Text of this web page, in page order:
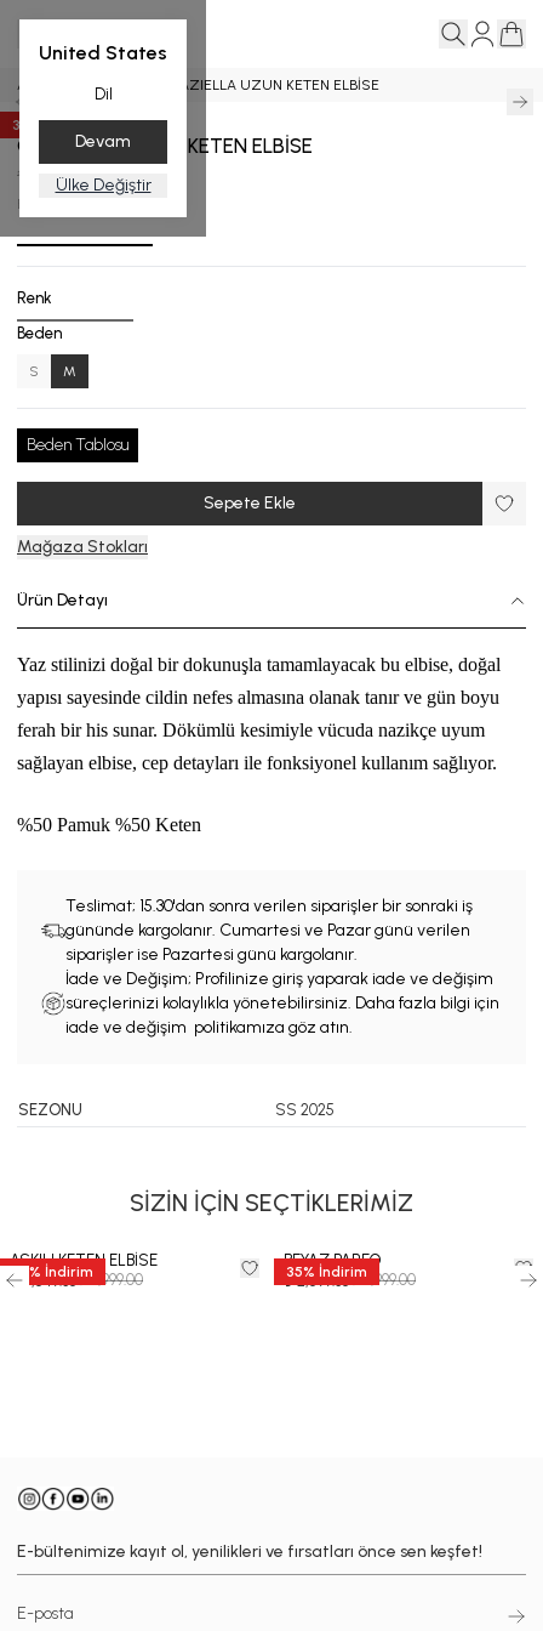
United States
Dil
Devam
Ülke Değiştir
Ana Sayfa Elbise GRAZIELLA UZUN KETEN ELBİSE
35 %İndirim
GRAZIELLA UZUN KETEN ELBİSE
₺ 13,999.00 ₺ 9,099.35
EL.5105-25_R172_M
Renk
Beden
S M
Beden Tablosu
Sepete Ekle
Mağaza Stokları
Ürün Detayı
Yaz stilinizi doğal bir dokunuşla tamamlayacak bu elbise, doğal
yapısı sayesinde cildin nefes almasına olanak tanır ve gün boyu
ferah bir his sunar. Dökümlü kesimiyle vücuda nazikçe uyum
sağlayan elbise, cep detayları ile fonksiyonel kullanım sağlıyor.
%50 Pamuk %50 Keten
Teslimat; 15.30'dan sonra verilen siparişler bir sonraki iş
gününde kargolanır. Cumartesi ve Pazar günü verilen
siparişler ise Pazartesi günü kargolanır.
İade ve Değişim; Profilinize giriş yaparak iade ve değişim
süreçlerinizi kolaylıkla yönetebilirsiniz. Daha fazla bilgi için
iade ve değişim politikamıza göz atın.
SEZONU SS 2025
SİZİN İÇİN SEÇTİKLERİMİZ
35 % İndirim
ASKILI KETEN ELBİSE
₺ 4,549.35₺ 6,999.00 35% İndirim
BEYAZ PAREO
₺ 2,599.35 ₺ 3,999.00
E-bültenimize kayıt ol, yenilikleri ve fırsatları önce sen keşfet!